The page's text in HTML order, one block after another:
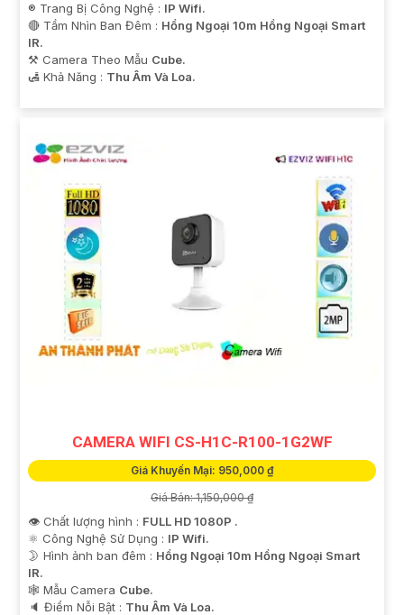
®️ Trang Bị Công Nghệ : IP Wifi.
🔴 Tầm Nhìn Ban Đêm : Hồng Ngoại 10m Hồng Ngoại Smart
IR.
⚒ Camera Theo Mẫu Cube.
️🛃 Khả Năng : Thu Âm Và Loa.
CAMERA WIFI CS-H1C-R100-1G2WF
Giá Khuyến Mại: 950,000 ₫
Giá Bán: 1,150,000 ₫
👁 Chất lượng hình : FULL HD 1080P .
⚛️ Công Nghệ Sử Dụng : IP Wifi.
🌛 Hình ảnh ban đêm : Hồng Ngoại 10m Hồng Ngoại Smart
IR.
🕸️ Mẫu Camera Cube.
️🔈 Điểm Nỗi Bật : Thu Âm Và Loa.